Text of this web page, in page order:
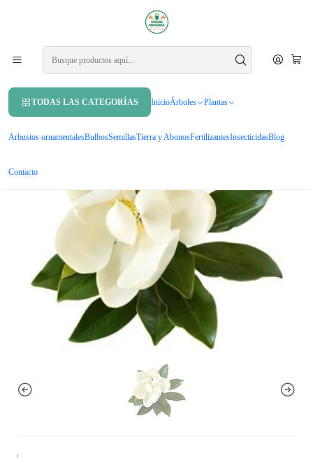
TODAS LAS CATEGORÍAS InicioÁrboles Plantas
Arbustos ornamentalesBulbosSemillasTierra y AbonosFertilizantesInsecticidasBlog
Contacto
APROVECHA UN 10% DE DCTO. EN TU PRIMERA COMPRA USANDO
Inicio Árboles
Magnolia Grandinflora Árbol Ornamental Perfumado